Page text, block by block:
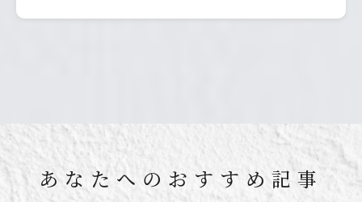
あなたへのおすすめ記事